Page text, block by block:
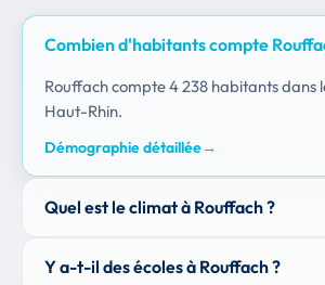
Combien d'habitants compte
Rouffach compte 4 238 habitants dans
Haut-Rhin.
Démographie détaillée→
Quel est le climat à Rouffach ?
Y a-t-il des écoles à Rouffach ?